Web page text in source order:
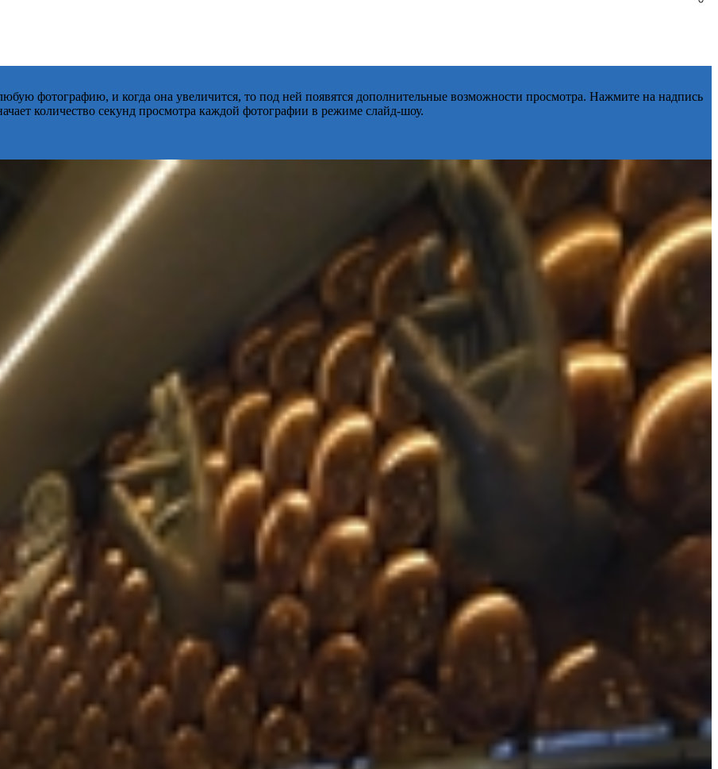
фотографию, и когда она увеличится, то под ней появятся дополнительные возможности просмотра. Нажмите на надпись
количество секунд просмотра каждой фотографии в режиме слайд-шоу.